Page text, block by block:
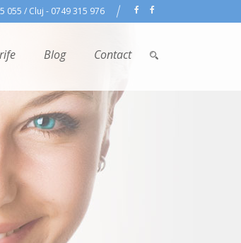
055 / Cluj - 0749 315 976
Blog Contact